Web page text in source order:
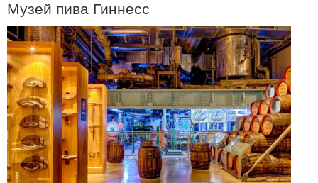
Музей пива Гиннесс